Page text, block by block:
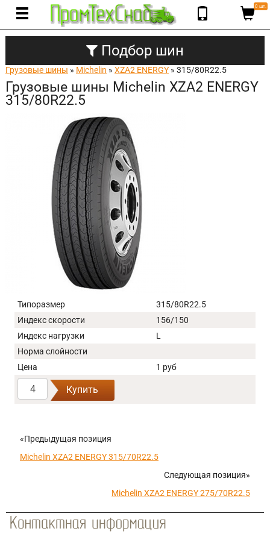
0 шт.
Подбор шин
Грузовые шины » Michelin » XZA2 ENERGY » 315/80R22.5
Грузовые шины Michelin XZA2 ENERGY
315/80R22.5
Типоразмер
315/80R22.5
Индекс скорости
156/150
Индекс нагрузки
L
Норма слойности
Цена
1 руб
Купить
«Предыдущая позиция
Michelin XZA2 ENERGY 315/70R22.5
Следующая позиция»
Michelin XZA2 ENERGY 275/70R22.5